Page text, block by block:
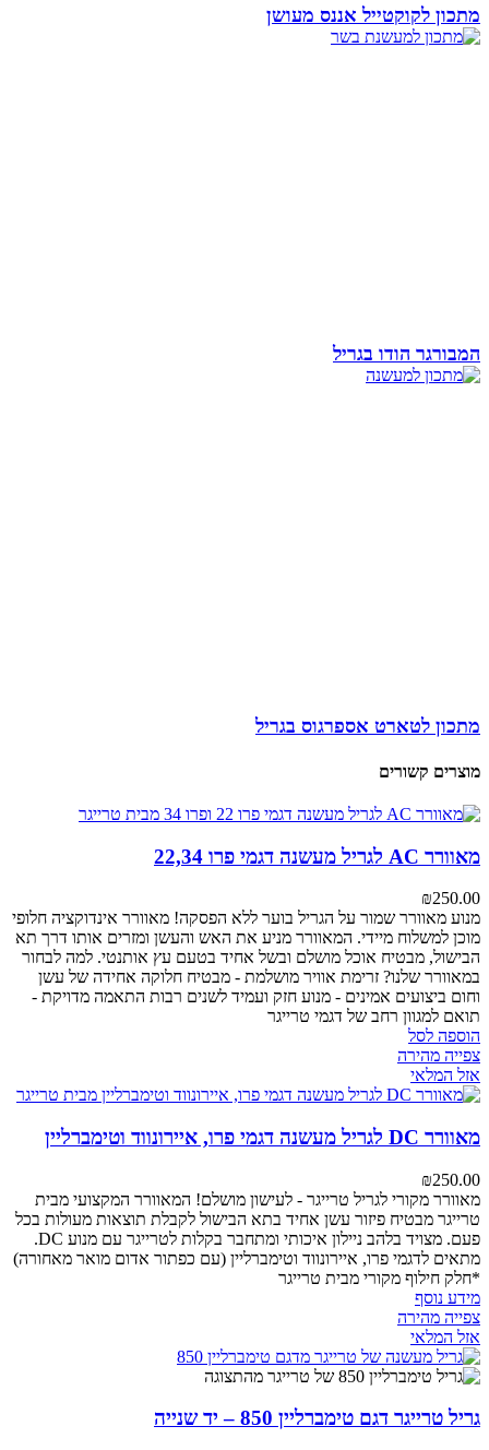
מתכון לקוקטייל אננס מעושן
המבורגר הודו בגריל
מתכון לטארט אספרגוס בגריל
מוצרים קשורים
מאוורר AC לגריל מעשנה דגמי פרו 22,34
₪250.00
מנוע מאוורר שמור על הגריל בוער ללא הפסקה! מאוורר אינדוקציה חלופי
מוכן למשלוח מיידי. המאוורר מניע את האש והעשן ומזרים אותו דרך תא
הבישול, מבטיח אוכל מושלם ובשל אחיד בטעם עץ אותנטי. למה לבחור
במאוורר שלנו? זרימת אוויר מושלמת - מבטיח חלוקה אחידה של עשן
וחום ביצועים אמינים - מנוע חזק ועמיד לשנים רבות התאמה מדויקת -
תואם למגוון רחב של דגמי טרייגר
הוספה לסל
צפייה מהירה
אזל המלאי
מאוורר DC לגריל מעשנה דגמי פרו, איירונווד וטימברליין
₪250.00
מאוורר מקורי לגריל טרייגר - לעישון מושלם! המאוורר המקצועי מבית
טרייגר מבטיח פיזור עשן אחיד בתא הבישול לקבלת תוצאות מעולות בכל
פעם. מצויד בלהב ניילון איכותי ומתחבר בקלות לטרייגר עם מנוע DC.
מתאים לדגמי פרו, איירונווד וטימברליין (עם כפתור אדום מואר מאחורה)
*חלק חילוף מקורי מבית טרייגר
מידע נוסף
צפייה מהירה
אזל המלאי
גריל טרייגר דגם טימברליין 850 – יד שנייה